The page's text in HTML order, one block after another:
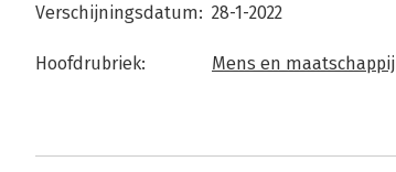
Verschijningsdatum: 28-1-2022
Hoofdrubriek: Mens en maatschappij